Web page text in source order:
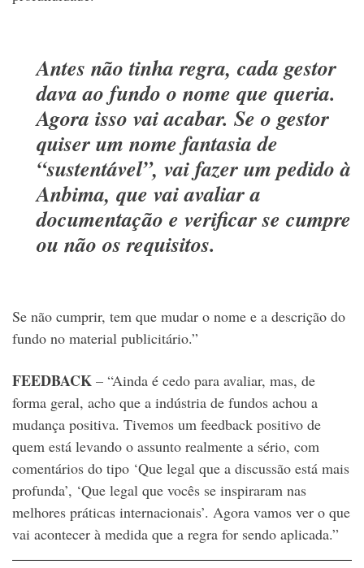
Antes não tinha regra, cada gestor
dava ao fundo o nome que queria.
Agora isso vai acabar. Se o gestor
quiser um nome fantasia de
“sustentável”, vai fazer um pedido à
Anbima, que vai avaliar a
documentação e verificar se cumpre
ou não os requisitos.
Se não cumprir, tem que mudar o nome e a descrição do
fundo no material publicitário.”
FEEDBACK – “Ainda é cedo para avaliar, mas, de
forma geral, acho que a indústria de fundos achou a
mudança positiva. Tivemos um feedback positivo de
quem está levando o assunto realmente a sério, com
comentários do tipo ‘Que legal que a discussão está mais
profunda’, ‘Que legal que vocês se inspiraram nas
melhores práticas internacionais’. Agora vamos ver o que
vai acontecer à medida que a regra for sendo aplicada.”